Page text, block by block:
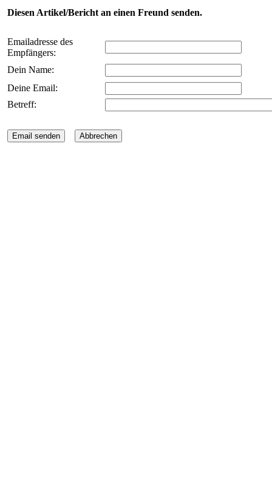
Diesen Artikel/Bericht an einen Freund senden.
Emailadresse des
Empfängers:
Dein Name:
Deine Email:
Betreff: